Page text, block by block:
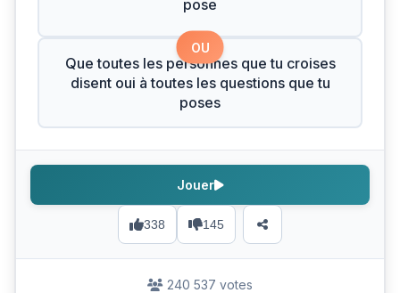
pose
OU
Que toutes les personnes que tu croises
disent oui à toutes les questions que tu
poses
338 145
Jouer
240 537 votes